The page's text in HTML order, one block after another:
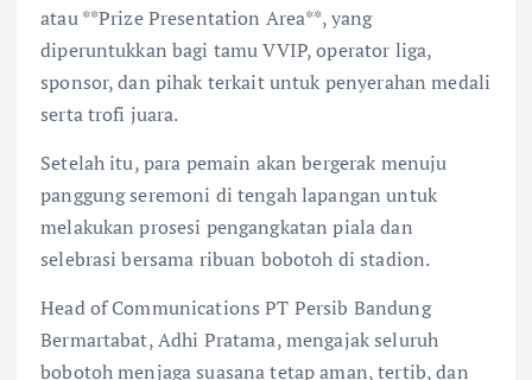
atau **Prize Presentation Area**, yang
diperuntukkan bagi tamu VVIP, operator liga,
sponsor, dan pihak terkait untuk penyerahan medali
serta trofi juara.
Setelah itu, para pemain akan bergerak menuju
panggung seremoni di tengah lapangan untuk
melakukan prosesi pengangkatan piala dan
selebrasi bersama ribuan bobotoh di stadion.
Head of Communications PT Persib Bandung
Bermartabat, Adhi Pratama, mengajak seluruh
bobotoh menjaga suasana tetap aman, tertib, dan